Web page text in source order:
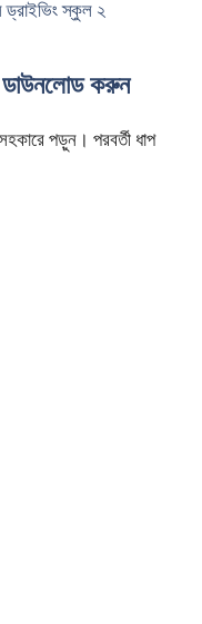
স্কুল ২
ডাউনলোড করুন
পড়ুন। পরবর্তী ধাপ